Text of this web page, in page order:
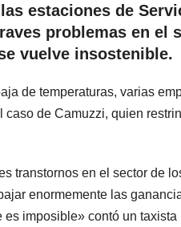
estaciones de
problemas en el
vuelve insostenible.
de temperaturas, varias
de Camuzzi, quien
transtornos en el sector de
enormemente las
imposible» contó un